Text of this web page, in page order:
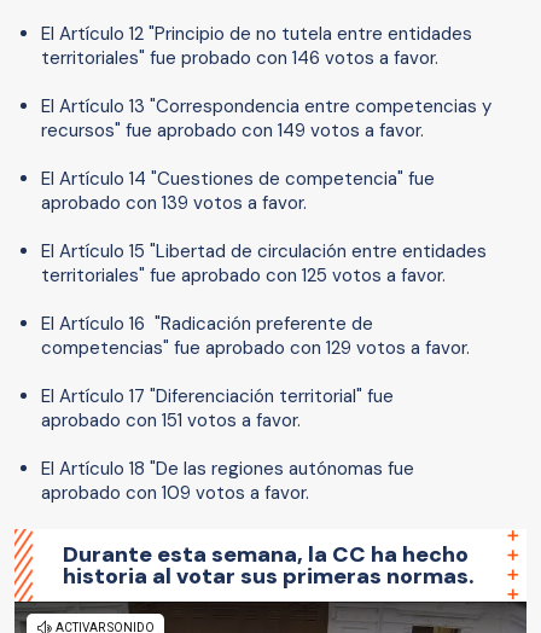
El Artículo 12 "Principio de no tutela entre entidades
territoriales" fue probado con 146 votos a favor.
El Artículo 13 "Correspondencia entre competencias y
recursos" fue aprobado con 149 votos a favor.
El Artículo 14 "Cuestiones de competencia" fue
aprobado con 139 votos a favor.
El Artículo 15 "Libertad de circulación entre entidades
territoriales" fue aprobado con 125 votos a favor.
El Artículo 16 "Radicación preferente de
competencias" fue aprobado con 129 votos a favor.
El Artículo 17 "Diferenciación territorial" fue
aprobado con 151 votos a favor.
El Artículo 18 "De las regiones autónomas fue
aprobado con 109 votos a favor.
Durante esta semana, la CC ha hecho
historia al votar sus primeras normas.